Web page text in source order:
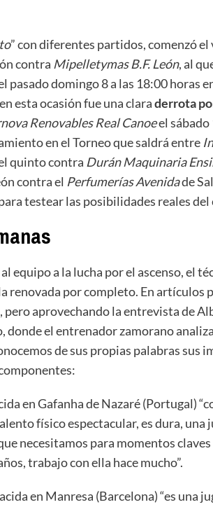
” con diferentes partidos, comenzó el
contra Mipelletymas B.F. León, al
pasado domingo 8 a las 18:00 horas
esta ocasión fue una claraderrota
Renovables Real Canoeel sábado
en el Torneo que saldrá entre
quinto contra Durán Maquinaria
contra el Perfumerías Avenidade
testear las posibilidades reales del
equipo a la lucha por el ascenso, el
renovada por completo. En artículos
pero aprovechando la entrevista de
donde el entrenador zamorano
de sus propias palabras sus
en Gafanha de Nazaré (Portugal)
físico espectacular, es dura, una
necesitamos para momentos
trabajo con ella hace mucho”.
en Manresa (Barcelona) “es una